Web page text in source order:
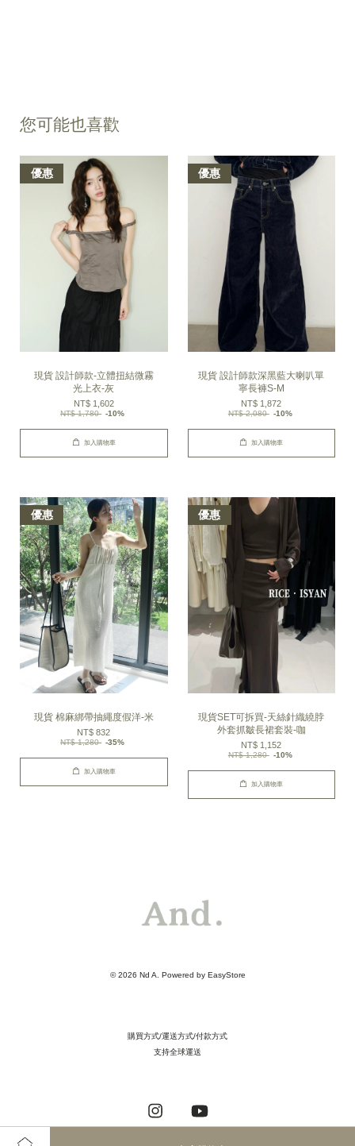
您可能也喜歡
優惠
現貨 設計師款-立體扭結微霧
光上衣-灰
NT$ 1,602
NT$ 1,780 -10%
加入購物車
優惠
現貨 設計師款深黑藍大喇叭單
寧長褲S-M
NT$ 1,872
NT$ 2,080 -10%
加入購物車
優惠
現貨 棉麻綁帶抽繩度假洋-米
NT$ 832
NT$ 1,280 -35%
加入購物車
優惠
現貨SET可拆買-天絲針織繞脖
外套抓皺長裙套裝-咖
NT$ 1,152
NT$ 1,280 -10%
加入購物車
© 2026 Nd A. Powered by EasyStore
購買方式/運送方式/付款方式
支持全球運送
Instagram